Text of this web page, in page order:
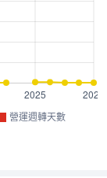
營運週轉天數